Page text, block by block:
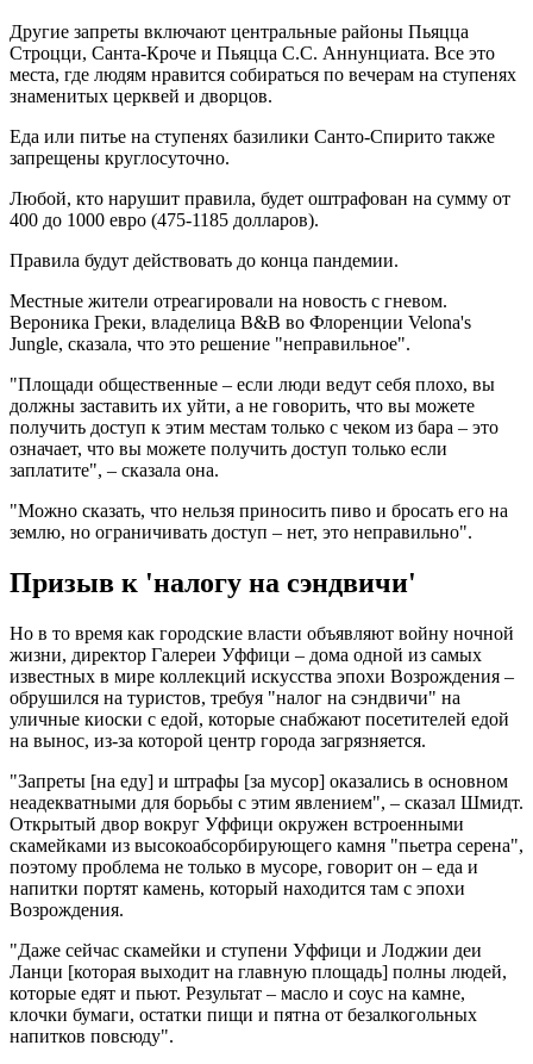
Другие запреты включают центральные районы Пьяцца
Строцци, Санта-Кроче и Пьяцца С.С. Аннунциата. Все это
места, где людям нравится собираться по вечерам на ступенях
знаменитых церквей и дворцов.
Еда или питье на ступенях базилики Санто-Спирито также
запрещены круглосуточно.
Любой, кто нарушит правила, будет оштрафован на сумму от
400 до 1000 евро (475-1185 долларов).
Правила будут действовать до конца пандемии.
Местные жители отреагировали на новость с гневом.
Вероника Греки, владелица B&B во Флоренции Velona's
Jungle, сказала, что это решение "неправильное".
"Площади общественные – если люди ведут себя плохо, вы
должны заставить их уйти, а не говорить, что вы можете
получить доступ к этим местам только с чеком из бара – это
означает, что вы можете получить доступ только если
заплатите", – сказала она.
"Можно сказать, что нельзя приносить пиво и бросать его на
землю, но ограничивать доступ – нет, это неправильно".
Призыв к 'налогу на сэндвичи'
Но в то время как городские власти объявляют войну ночной
жизни, директор Галереи Уффици – дома одной из самых
известных в мире коллекций искусства эпохи Возрождения –
обрушился на туристов, требуя "налог на сэндвичи" на
уличные киоски с едой, которые снабжают посетителей едой
на вынос, из-за которой центр города загрязняется.
"Запреты [на еду] и штрафы [за мусор] оказались в основном
неадекватными для борьбы с этим явлением", – сказал Шмидт.
Открытый двор вокруг Уффици окружен встроенными
скамейками из высокоабсорбирующего камня "пьетра серена",
поэтому проблема не только в мусоре, говорит он – еда и
напитки портят камень, который находится там с эпохи
Возрождения.
"Даже сейчас скамейки и ступени Уффици и Лоджии деи
Ланци [которая выходит на главную площадь] полны людей,
которые едят и пьют. Результат – масло и соус на камне,
клочки бумаги, остатки пищи и пятна от безалкогольных
напитков повсюду".